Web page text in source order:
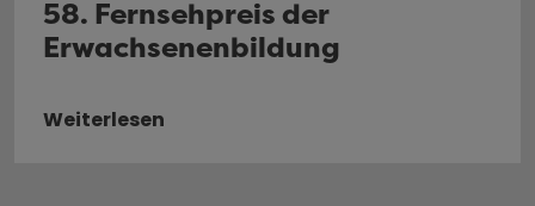
58. Fernsehpreis der
Erwachsenenbildung
Weiterlesen